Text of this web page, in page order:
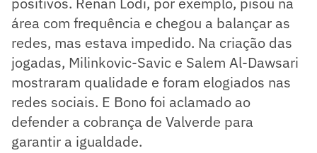
área com frequência e chegou a balançar as
redes, mas estava impedido. Na criação das
jogadas, Milinkovic-Savic e Salem Al-Dawsari
mostraram qualidade e foram elogiados nas
redes sociais. E Bono foi aclamado ao
defender a cobrança de Valverde para
garantir a igualdade.